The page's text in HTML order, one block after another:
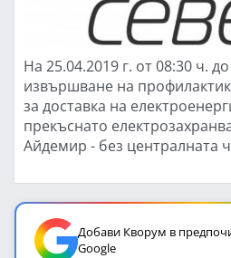
На 25.04.2019 г. от 08:30 ч.
извършване на
за доставка на
прекъснато
Айдемир - без централната
Добави Кворум в
Google